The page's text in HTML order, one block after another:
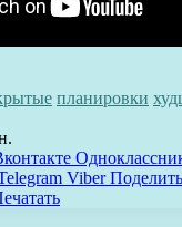
планировки
Viber